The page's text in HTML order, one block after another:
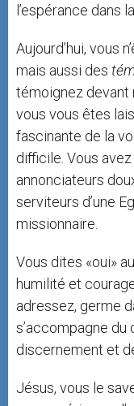
l’espérance dans
Aujourd’hui, vous
mais aussi des
témoignez devant
vous vous êtes
fascinante de la
difficile. Vous
annonciateurs
serviteurs d’une
missionnaire.
Vous dites «oui»
humilité et
adressez, germe
s’accompagne
discernement et
Jésus, vous le